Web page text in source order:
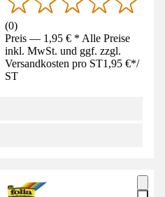
(0)
Preis — 1,95 € * Alle Preise
inkl. MwSt. und ggf. zzgl.
Versandkosten pro ST1,95 €*/
ST